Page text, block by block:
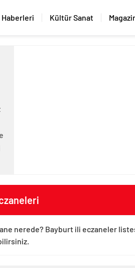
Haberleri Kültür Sanat
nerede? Bayburt ili eczaneler